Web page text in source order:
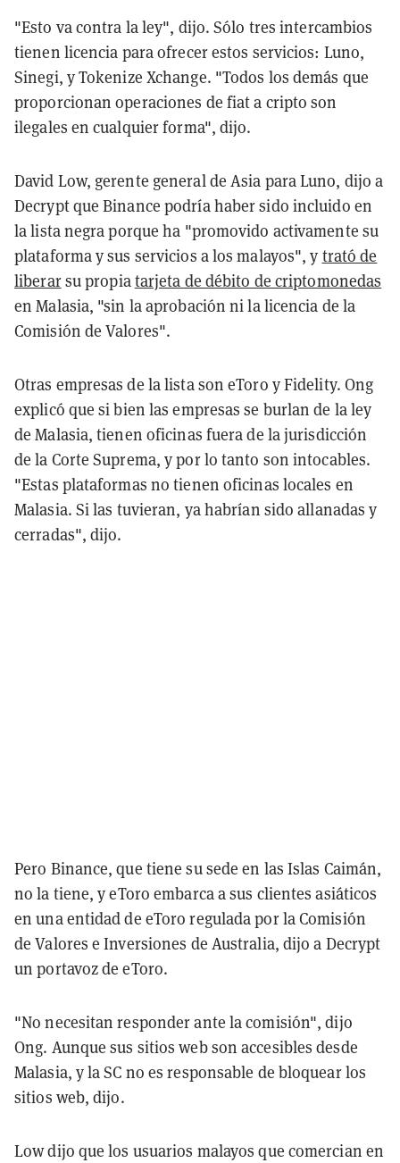
"Esto va contra la ley", dijo. Sólo tres intercambios
tienen licencia para ofrecer estos servicios: Luno,
Sinegi, y Tokenize Xchange. "Todos los demás que
proporcionan operaciones de fiat a cripto son
ilegales en cualquier forma", dijo.
David Low, gerente general de Asia para Luno, dijo a
Decrypt que Binance podría haber sido incluido en
la lista negra porque ha "promovido activamente su
plataforma y sus servicios a los malayos", y trató de
liberarsu propiatarjeta de débito de criptomonedas
en Malasia, "sin la aprobación ni la licencia de la
Comisión de Valores".
Otras empresas de la lista son eToro y Fidelity. Ong
explicó que si bien las empresas se burlan de la ley
de Malasia, tienen oficinas fuera de la jurisdicción
de la Corte Suprema, y por lo tanto son intocables.
"Estas plataformas no tienen oficinas locales en
Malasia. Si las tuvieran, ya habrían sido allanadas y
cerradas", dijo.
Pero Binance, que tiene su sede en las Islas Caimán,
no la tiene, y eToro embarca a sus clientes asiáticos
en una entidad de eToro regulada por la Comisión
de Valores e Inversiones de Australia, dijo a Decrypt
un portavoz de eToro.
"No necesitan responder ante la comisión", dijo
Ong. Aunque sus sitios web son accesibles desde
Malasia, y la SC no es responsable de bloquear los
sitios web, dijo.
Low dijo que los usuarios malayos que comercian en